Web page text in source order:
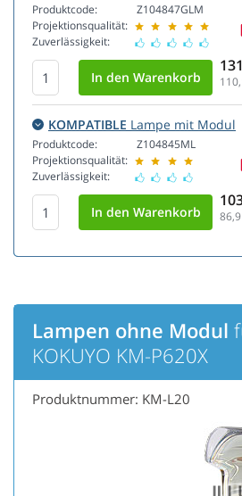
Produktcode:
Projektionsqualität:
Zuverlässigkeit:
Z104847GLM
KOMPATIBLE Lampe mit Modul
Produktcode:
Projektionsqualität:
Zuverlässigkeit:
Z104845ML
Lampen ohne Modul
KOKUYO KM-P620X
Produktnummer: KM-L20